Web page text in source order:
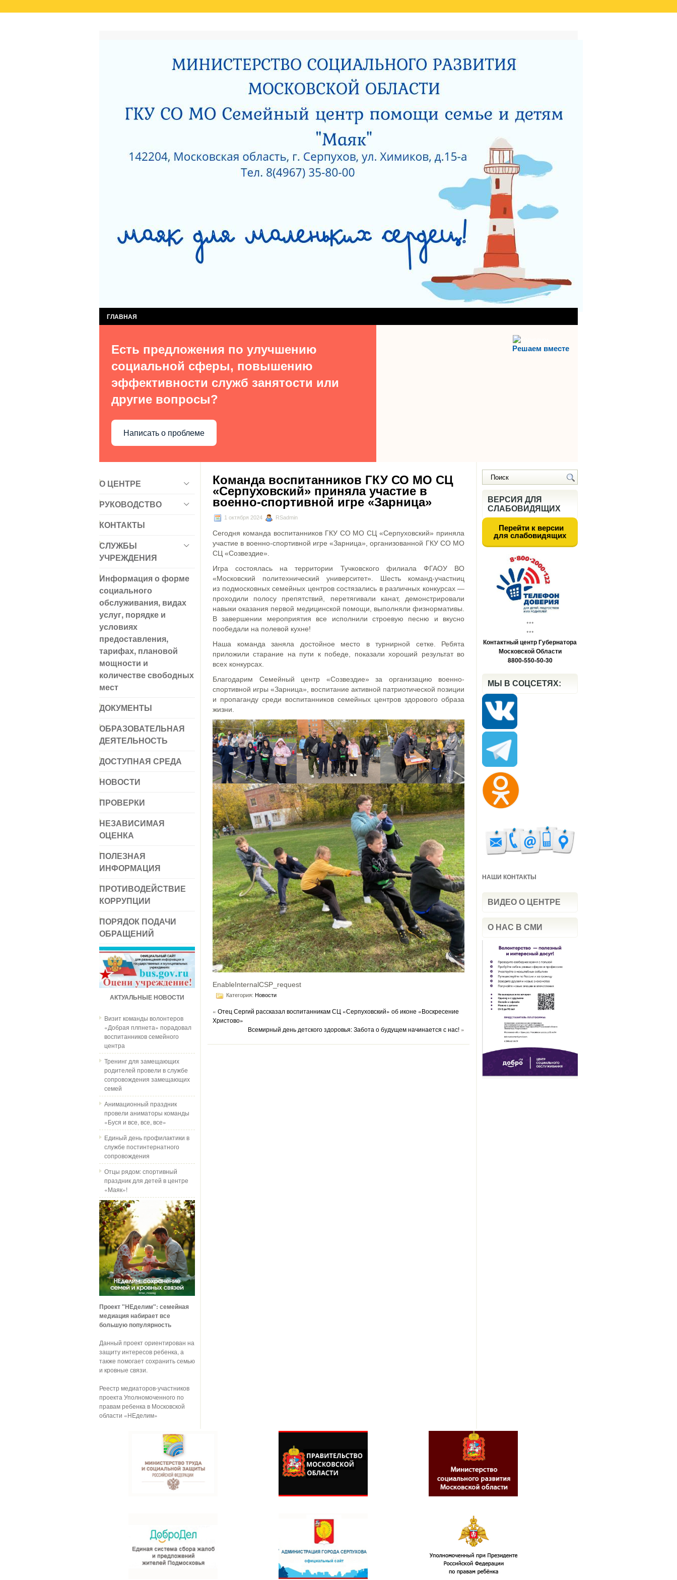
РОДИТЕЛЯМ О ПОЗИТИВНОМ МЫШЛЕНИИ РОДИТЕЛЯМ О ПОЗИТИВНОМ МЫШЛЕНИИ
АКТ ПРОВЕРКИ СЕРПУХОВСКОЙ ГОРОДСКОЙ ПРОКУРАТУРЫ САНИТАРНО — ЭПИДЕМИОЛОГИЧЕСКОЕ ЗАКЛЮЧЕНИЕ ВИДЕО
ПОЛОЖЕНИЕ О ПОПЕЧИТЕЛЬСКОМ СОВЕТЕ ПРИ ГКУСО МО «СЕРПУХОВСКИЙ ГОРОДСКОЙ СОЦИАЛЬНО-РЕАБИЛИТАЦИОННЫЙ ЦЕНТР ДЛЯ
ЗИМНИЕ ЗАБАВЫ ЧТО НУЖНО ЗНАТЬ О КОРРУПЦИИ ЛИЦЕНЗИЯ НА ОСУЩЕСТВЛЕНИЕ МЕДИЦИНСКОЙ ДЕЯТЕЛЬНОСТИ
КАК ЗАЩИТИТЬ РЕБЕНКА ОТ ПАДЕНИЯ ИЗ ОКНА? КАК ЗАЩИТИТЬ РЕБЕНКА ОТ ПАДЕНИЯ ИЗ ОКНА?
ЧТО НУЖНО ЗНАТЬ О КОРРУПЦИИ?
НЕЗАВИСИМАЯ ОЦЕНКА КАЧЕСТВА РАБОТЫ УЧРЕЖДЕНИЙ СОЦИАЛЬНОГО ОБСЛУЖИВАНИЯ, ПОДВЕДОМСТВЕННЫХ МИНИСТЕРСТВУ СОЦИАЛЬНОГО
ДОРОЖНАЯ КАРТА «ПО УЛУЧШЕНИЮ ОКАЗАНИЯ СОЦИАЛЬНЫХ УСЛУГ ПО РЕЗУЛЬТАТАМ НЕЗАВИСИМОЙ ОЦЕНКИ КАЧЕСТВА РАБОТЫ ГКУСО МО
«СЕРПУХОВСКИЙ ГОРОДСКОЙ СОЦИАЛЬНО-РЕАБИЛИТАЦИОННЫЙ ЦЕНТР ДЛЯ НЕСОВЕРШЕННОЛЕТНИХ» (2015 ГОД)
ЗАЩИТА ПРАВ ДЕТЕЙ
ПОРЯДОК ПОДАЧИ ОБРАЩЕНИЯ
СЛУЖБА КОМПЛЕКСНОЙ ПОМОЩИ ДЕТЯМ СЛУЖБА СОПРОВОЖДЕНИЯ ЗАМЕЩАЮЩИХ СЕМЕЙ #15513 (БЕЗ НАЗВАНИЯ)
СЛУЖБА ПОСТИНТЕРНАТНОГО СОПРОВОЖДЕНИЯ ВЫПУСКНИКОВ ИЗ ЧИСЛА ДЕТЕЙ-СИРОТ УЧАСТКОВАЯ СОЦИАЛЬНАЯ СЛУЖБА
ГЛАВНАЯ
Решаем вместе
Есть предложения по улучшению
социальной сферы, повышению
эффективности служб занятости или
другие вопросы?
Написать о проблеме
О ЦЕНТРЕ
РУКОВОДСТВО
КОНТАКТЫ
СЛУЖБЫ
УЧРЕЖДЕНИЯ
Информация о форме
социального
обслуживания, видах
услуг, порядке и
условиях
предоставления,
тарифах, плановой
мощности и
количестве свободных
мест
ДОКУМЕНТЫ
ОБРАЗОВАТЕЛЬНАЯ
ДЕЯТЕЛЬНОСТЬ
ДОСТУПНАЯ СРЕДА
НОВОСТИ
ПРОВЕРКИ
НЕЗАВИСИМАЯ
ОЦЕНКА
ПОЛЕЗНАЯ
ИНФОРМАЦИЯ
ПРОТИВОДЕЙСТВИЕ
КОРРУПЦИИ
ПОРЯДОК ПОДАЧИ
ОБРАЩЕНИЙ
АКТУАЛЬНЫЕ НОВОСТИ
Визит команды волонтеров
«Добрая плпнета» порадовал
воспитанников семейного
центра
Тренинг для замещающих
родителей провели в службе
сопровождения замещающих
семей
Анимационный праздник
провели аниматоры команды
«Буся и все, все, все»
Единый день профилактики в
службе постинтернатного
сопровождения
Отцы рядом: спортивный
праздник для детей в центре
«Маяк»!
Проект "НЕделим": семейная
медиация набирает все
большую популярность
Данный проект ориентирован на
защиту интересов ребенка, а
также помогает сохранить семью
и кровные связи.
Реестр медиаторов-участников
проекта Уполномоченного по
правам ребенка в Московской
области «НЕделим»
Команда воспитанников ГКУ СО МО СЦ
«Серпуховский» приняла участие в
военно-спортивной игре «Зарница»
1 октября 2024 RSadmin
Сегодня команда воспитанников ГКУ СО МО СЦ «Серпуховский» приняла
участие в военно-спортивной игре «Зарница», организованной ГКУ СО МО
СЦ «Созвездие».
Игра состоялась на территории Тучковского филиала ФГАОУ ВО
«Московский политехнический университет». Шесть команд-участниц
из подмосковных семейных центров состязались в различных конкурсах —
проходили полосу препятствий, перетягивали канат, демонстрировали
навыки оказания первой медицинской помощи, выполняли физнормативы.
В завершении мероприятия все исполнили строевую песню и вкусно
пообедали на полевой кухне!
Наша команда заняла достойное место в турнирной сетке. Ребята
приложили старание на пути к победе, показали хороший результат во
всех конкурсах.
Благодарим Семейный центр «Созвездие» за организацию военно-
спортивной игры «Зарница», воспитание активной патриотической позиции
и пропаганду среди воспитанников семейных центров здорового образа
жизни.
EnableInternalCSP_request
Категория: Новости
« Отец Сергий рассказал воспитанникам СЦ «Серпуховский» об иконе «Воскресение
Христово»
Всемирный день детского здоровья: Забота о будущем начинается с нас! »
ВЕРСИЯ ДЛЯ
СЛАБОВИДЯЩИХ
Перейти к версии
для слабовидящих
***
***
Контактный центр Губернатора
Московской Области
8800-550-50-30
МЫ В СОЦСЕТЯХ:
НАШИ КОНТАКТЫ
ВИДЕО О ЦЕНТРЕ
О НАС В СМИ